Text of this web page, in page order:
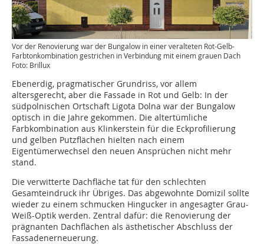
Vor der Renovierung war der Bungalow in einer veralteten Rot-Gelb-
Farbtonkombination gestrichen in Verbindung mit einem grauen Dach
Foto: Brillux
Ebenerdig, pragmatischer Grundriss, vor allem
altersgerecht, aber die Fassade in Rot und Gelb: In der
südpolnischen Ortschaft Ligota Dolna war der Bungalow
optisch in die Jahre gekommen. Die altertümliche
Farbkombination aus Klinkerstein für die Eckprofilierung
und gelben Putzflächen hielten nach einem
Eigentümerwechsel den neuen Ansprüchen nicht mehr
stand.
Die verwitterte Dachfläche tat für den schlechten
Gesamteindruck ihr Übriges. Das abgewohnte Domizil sollte
wieder zu einem schmucken Hingucker in angesagter Grau-
Weiß-Optik werden. Zentral dafür: die Renovierung der
prägnanten Dachflächen als ästhetischer Abschluss der
Fassadenerneuerung.